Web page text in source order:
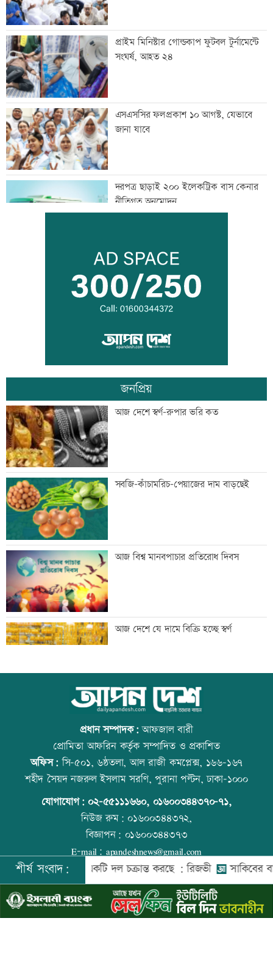
প্রাইম মিনিস্টার গোল্ডকাপ ফুটবল টুর্নামেন্টে
সংঘর্ষ, আহত ২৪
এসএসসির ফলপ্রকাশ ১০ আগস্ট, যেভাবে
জানা যাবে
দরপত্র ছাড়াই ২০০ ইলেকট্রিক বাস কেনার
নীতিগত অনুমোদন
তনু হত্যার আসামি সাবেক সেনাসদস্য
হাফিজুরকে আত্মসমর্পণের নির্দেশ
দুদকের মামলায় ঢাকা ব্যাংকের ৪ কর্মকর্তার
কারাদণ্ড
জিয়াউর রহমান দেশে প্রথম সবুজ বিপ্লবের
ডাক দিয়েছিলেন: পরিবেশমন্ত্রী
প্রথম শ্রেণিতে ভর্তি লটারিতে
মেঘনার ভাঙনরোধে জিও ব্যাগ প্রকল্পে
অনিয়ম, এলাকাবাসীর মানববন্ধন
বাংলাদেশি পাঁচ হাজার কৃষি শ্রমিক নেবে
ওমান
স্বর্ণ খাতকে আনুষ্ঠানিক কাঠামোয় আনছে
সরকার, মতামত চাইল মন্ত্রণালয়
গবেষণা-দক্ষতা উন্নয়নে বাংলাদেশ-অস্ট্রেলিয়ার
নতুন উদ্যোগ
বিমানবন্দরে বাড়ছে নিরাপত্তা, বসছে অ্যান্টি-
ড্রোন সিস্টেম
প্রশিক্ষণার্থীদের সনদ দিলো কালীগঞ্জ
জনপ্রিয়
আজ দেশে স্বর্ণ-রুপার ভরি কত
সবজি-কাঁচামরিচ-পেয়াজের দাম বাড়ছেই
আজ বিশ্ব মানবপাচার প্রতিরোধ দিবস
আজ দেশে যে দামে বিক্রি হচ্ছে স্বর্ণ
আজ বিশ্ব বন্ধু দিবস
প্রতিমন্ত্রীকে ঘিরে ভাইরাল ভিডিওতে ছবি
জুড়ে অপপ্রচার: এলিন
বিশ্ব মাতৃদুগ্ধ দিবস আজ
আজ স্বর্ণ-রুপা যে দামে বিক্রি হচ্ছে
প্রধান সম্পাদক:আফজাল বারী
প্রোমিতা আফরিন কর্তৃক সম্পাদিত ও প্রকাশিত
অফিস:সি-৫০১, ৬ষ্ঠতলা, আল রাজী কমপ্লেক্স, ১৬৬-১৬৭
শহীদ সৈয়দ নজরুল ইসলাম সরণি, পুরানা পল্টন, ঢাকা-১০০০
যোগাযোগ: ০২-৫৫১১১৬৬০, ০১৬০০৩৪৪৩৭০-৭১,
নিউজ রুম:০১৬০০৩৪৪৩৭২,
বিজ্ঞাপন: ০১৬০০৩৪৪৩৭৩
E-mail: apandeshnews@gmail.com
©২০২৬ |আপন দেশ ডটকমকর্তৃক সর্বসত্ব ® সংরক্ষিত | উন্নয়নে
ইমিথমেকারস.কম
শীর্ষ সংবাদ:
বিরুদ্ধে একটি দল চক্রান্ত করছে : রিজভী সাকিবের বাড়িতে